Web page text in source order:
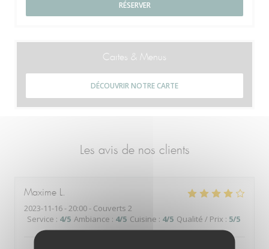
Les avis de nos clients
Maxime L
2023-11-16- 20:00 - Couverts 2
Service : 4/5 Ambiance : 4/5 Cuisine : 4/5 Qualité / Prix : 5/5
RÉSERVER
Cartes & Menus
DÉCOUVRIR NOTRE CARTE